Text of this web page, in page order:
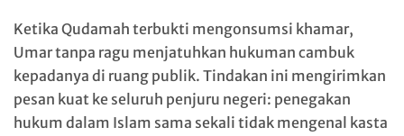
Ketika Qudamah terbukti mengonsumsi khamar,
Umar tanpa ragu menjatuhkan hukuman cambuk
kepadanya di ruang publik. Tindakan ini mengirimkan
pesan kuat ke seluruh penjuru negeri: penegakan
hukum dalam Islam sama sekali tidak mengenal kasta